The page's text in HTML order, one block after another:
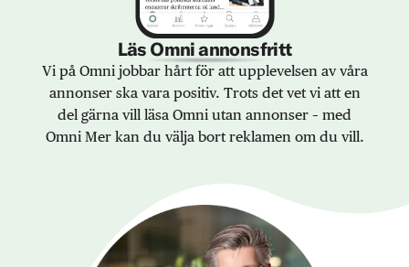
Läs Omni annonsfritt
Vi på Omni jobbar hårt för att upplevelsen av våra
annonser ska vara positiv. Trots det vet vi att en
del gärna vill läsa Omni utan annonser – med
Omni Mer kan du välja bort reklamen om du vill.